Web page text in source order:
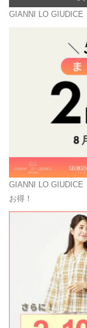
GIANNI LO GIUDICE
GIANNI LO GIUDICE
お得！